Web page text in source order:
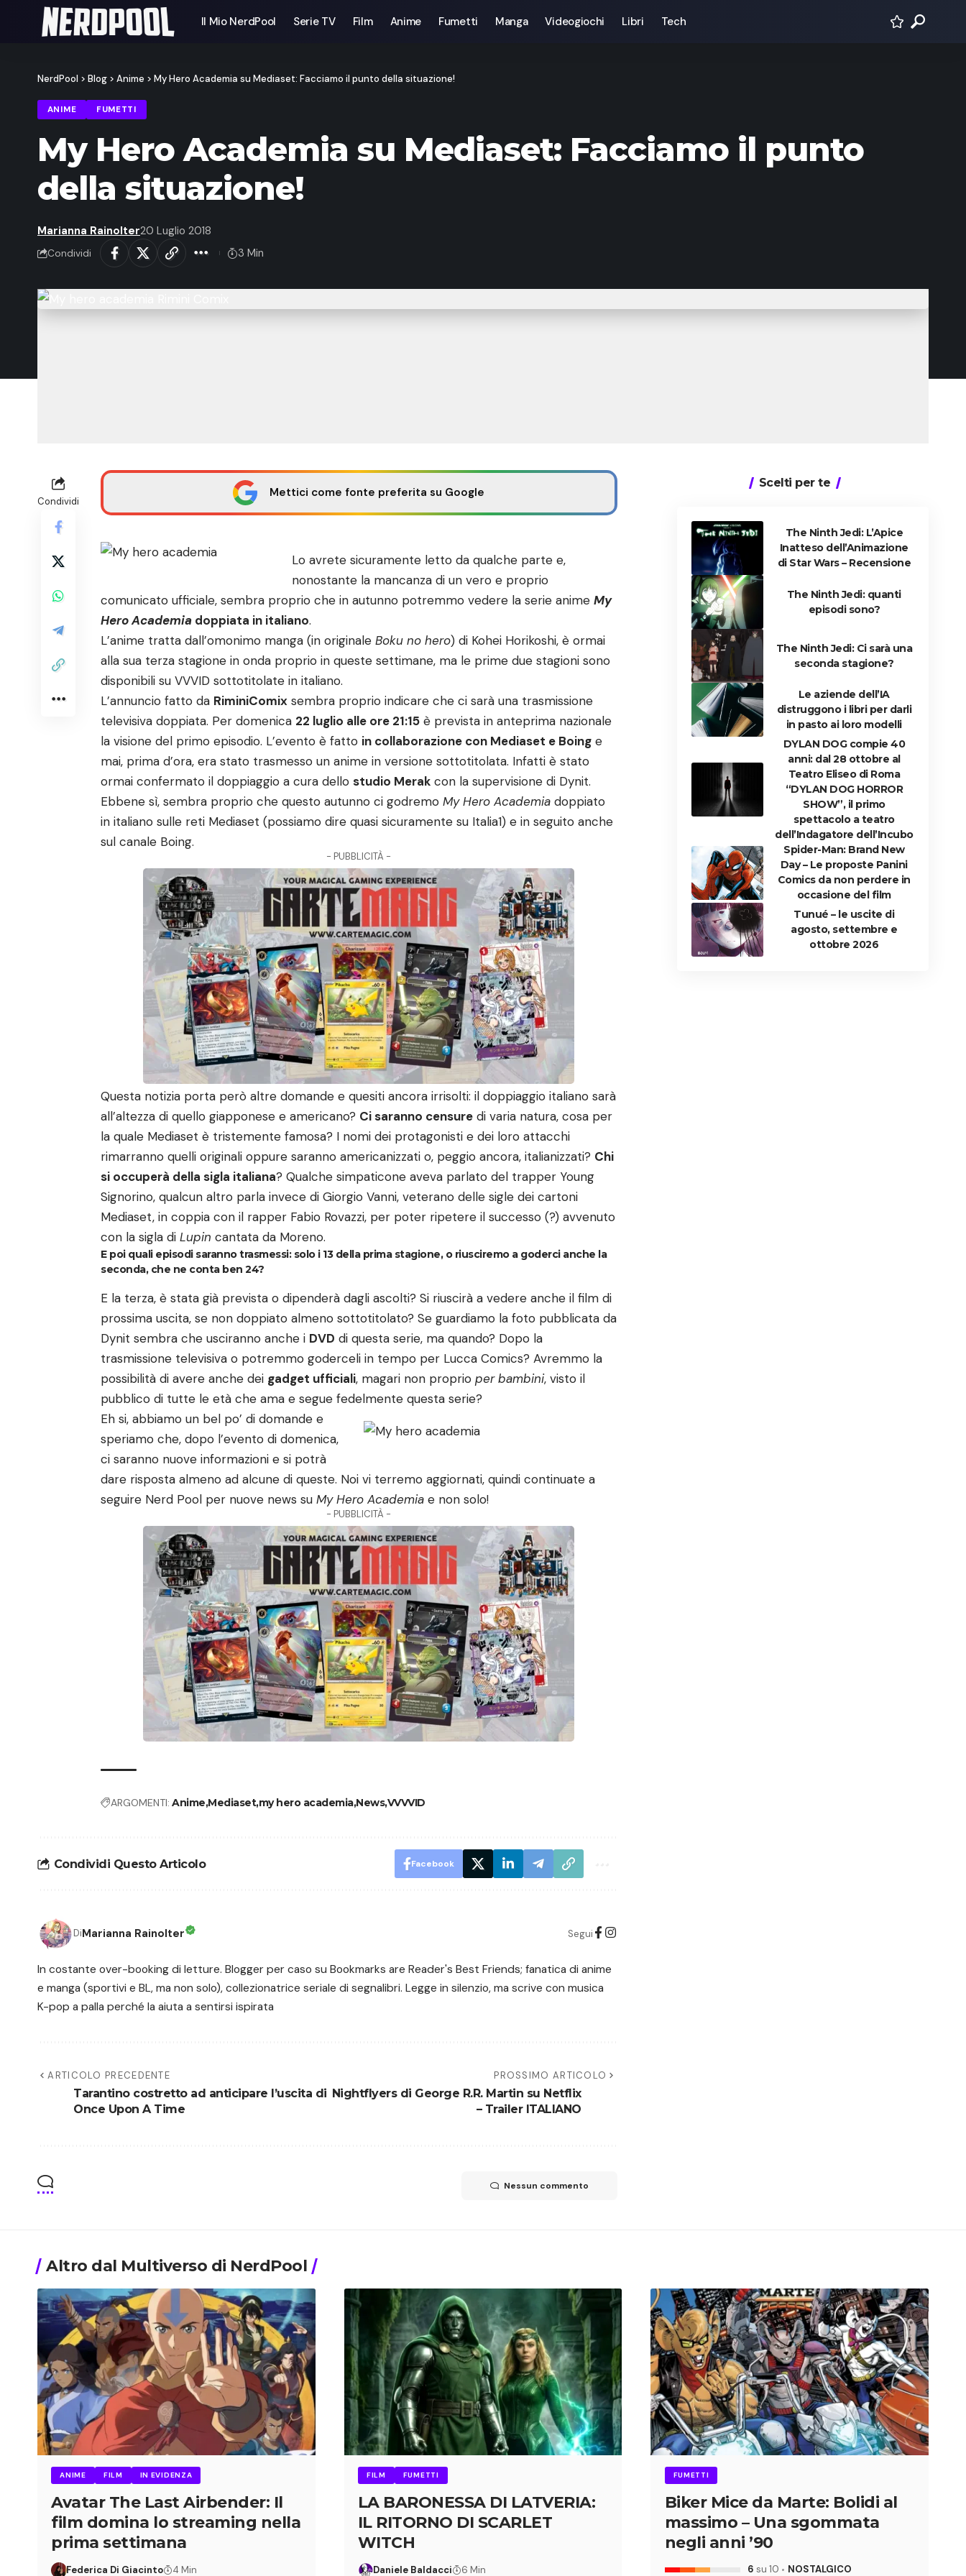
Il Mio NerdPool Serie TV Film Anime Fumetti Manga Videogiochi Libri Tech
NerdPool > Blog > Anime > My Hero Academia su Mediaset: Facciamo il punto della situazione!
ANIME FUMETTI
My Hero Academia su Mediaset: Facciamo il punto
della situazione!
Marianna Rainolter20 Luglio 2018
Condividi 3 Min
Condividi
Mettici come fonte preferita su Google
Lo avrete sicuramente letto da qualche parte e,
nonostante la mancanza di un vero e proprio
comunicato ufficiale, sembra proprio che in autunno potremmo vedere la serie anime My
Hero Academia doppiata in italiano.
L’anime tratta dall’omonimo manga (in originale Boku no hero) di Kohei Horikoshi, è ormai
alla sua terza stagione in onda proprio in queste settimane, ma le prime due stagioni sono
disponibili su VVVID sottotitolate in italiano.
L’annuncio fatto da RiminiComix sembra proprio indicare che ci sarà una trasmissione
televisiva doppiata. Per domenica 22 luglio alle ore 21:15 è prevista in anteprima nazionale
la visione del primo episodio. L’evento è fatto in collaborazione con Mediaset e Boing e
mai, prima d’ora, era stato trasmesso un anime in versione sottotitolata. Infatti è stato
ormai confermato il doppiaggio a cura dello studio Merak con la supervisione di Dynit.
Ebbene sì, sembra proprio che questo autunno ci godremo My Hero Academia doppiato
in italiano sulle reti Mediaset (possiamo dire quasi sicuramente su Italia1) e in seguito anche
sul canale Boing.
- PUBBLICITÀ -
Questa notizia porta però altre domande e quesiti ancora irrisolti: il doppiaggio italiano sarà
all’altezza di quello giapponese e americano? Ci saranno censure di varia natura, cosa per
la quale Mediaset è tristemente famosa? I nomi dei protagonisti e dei loro attacchi
rimarranno quelli originali oppure saranno americanizzati o, peggio ancora, italianizzati? Chi
si occuperà della sigla italiana? Qualche simpaticone aveva parlato del trapper Young
Signorino, qualcun altro parla invece di Giorgio Vanni, veterano delle sigle dei cartoni
Mediaset, in coppia con il rapper Fabio Rovazzi, per poter ripetere il successo (?) avvenuto
con la sigla di Lupin cantata da Moreno.
E poi quali episodi saranno trasmessi: solo i 13 della prima stagione, o riusciremo a goderci anche la
seconda, che ne conta ben 24?
E la terza, è stata già prevista o dipenderà dagli ascolti? Si riuscirà a vedere anche il film di
prossima uscita, se non doppiato almeno sottotitolato? Se guardiamo la foto pubblicata da
Dynit sembra che usciranno anche i DVD di questa serie, ma quando? Dopo la
trasmissione televisiva o potremmo goderceli in tempo per Lucca Comics? Avremmo la
possibilità di avere anche dei gadget ufficiali, magari non proprio per bambini, visto il
pubblico di tutte le età che ama e segue fedelmente questa serie?
Eh si, abbiamo un bel po’ di domande e
speriamo che, dopo l’evento di domenica,
ci saranno nuove informazioni e si potrà
dare risposta almeno ad alcune di queste. Noi vi terremo aggiornati, quindi continuate a
seguire Nerd Pool per nuove news su My Hero Academia e non solo!
- PUBBLICITÀ -
ARGOMENTI: Anime Mediasetmy hero academiaNewsVVVVID
Condividi Questo Articolo Facebook
DiMarianna Rainolter Segui
In costante over-booking di letture. Blogger per caso su Bookmarks are Reader's Best Friends; fanatica di anime
e manga (sportivi e BL, ma non solo), collezionatrice seriale di segnalibri. Legge in silenzio, ma scrive con musica
K-pop a palla perché la aiuta a sentirsi ispirata
ARTICOLO PRECEDENTE
Tarantino costretto ad anticipare l’uscita di
Once Upon A Time
PROSSIMO ARTICOLO
Nightflyers di George R.R. Martin su Netflix
– Trailer ITALIANO
Nessun commento
Scelti per te
The Ninth Jedi: L’Apice
Inatteso dell’Animazione
di Star Wars – Recensione
The Ninth Jedi: quanti
episodi sono?
The Ninth Jedi: Ci sarà una
seconda stagione?
Le aziende dell’IA
distruggono i libri per darli
in pasto ai loro modelli
DYLAN DOG compie 40
anni: dal 28 ottobre al
Teatro Eliseo di Roma
“DYLAN DOG HORROR
SHOW”, il primo
spettacolo a teatro
dell’Indagatore dell’Incubo
Spider-Man: Brand New
Day – Le proposte Panini
Comics da non perdere in
occasione del film
Tunué – le uscite di
agosto, settembre e
ottobre 2026
Altro dal Multiverso di NerdPool
ANIME FILM IN EVIDENZA
Avatar The Last Airbender: Il
film domina lo streaming nella
prima settimana
Federica Di Giacinto 4 Min
FILM FUMETTI
LA BARONESSA DI LATVERIA:
IL RITORNO DI SCARLET
WITCH
Daniele Baldacci 6 Min
FUMETTI
Biker Mice da Marte: Bolidi al
massimo – Una sgommata
negli anni ’90
6 su 10 NOSTALGICO